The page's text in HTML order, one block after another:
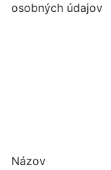
osobných údajov
Názov